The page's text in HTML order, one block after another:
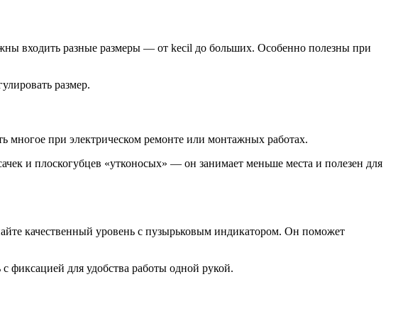
входить разные размеры — от kecil до больших. Особенно полезны при
размер.
многое при электрическом ремонте или монтажных работах.
и плоскогубцев «утконосых» — он занимает меньше места и полезен для
качественный уровень с пузырьковым индикатором. Он поможет
фиксацией для удобства работы одной рукой.